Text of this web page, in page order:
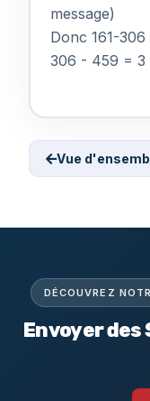
message)
Donc 161-
306 - 459 = 3
Vue
DÉCOUVREZ
Envoyer des